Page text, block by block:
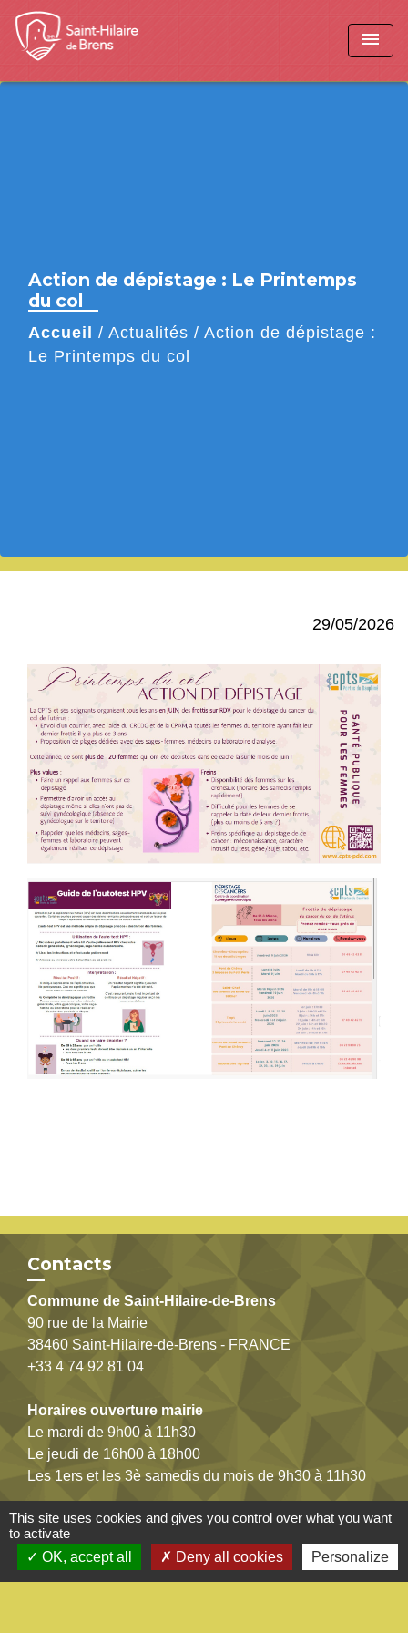
menu
Action de dépistage : Le Printemps
du col
Accueil / Actualités / Action de dépistage :
Le Printemps du col
29/05/2026
Contacts
Commune de Saint-Hilaire-de-Brens
90 rue de la Mairie
38460 Saint-Hilaire-de-Brens - FRANCE
+33 4 74 92 81 04
Horaires ouverture mairie
Le mardi de 9h00 à 11h30
Le jeudi de 16h00 à 18h00
Les 1ers et les 3è samedis du mois de 9h30 à 11h30
Cliquez ici pour nous contacter
This site uses cookies and gives you control over what you want
to activate
OK, accept all
Deny all cookies Personalize